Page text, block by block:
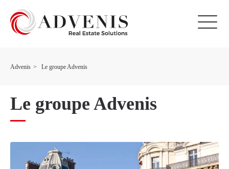
Advenis Le groupe Advenis
Le groupe Advenis